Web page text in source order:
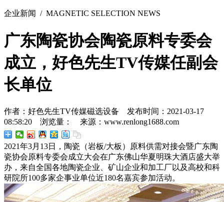
企业新闻 / MAGNETIC SELECTION NEWS
广东陶瓷协会陶瓷原料专委会
成立，好色先生TV传媒任副会
长单位
作者：好色先生TV传媒磁选设备 发布时间：2021-03-17
08:58:20 浏览量：
来源：www.renlong1688.com
2021年3月13日，陶瓷（岩板/大板）原料供需对接会暨广东陶
瓷协会原料专委会成立大会在广东佛山华夏明珠大酒店盛大举
办，来自全国各地陶瓷企业、矿山企业和加工厂以及高校和科
研院所100多家企事业单位近180名嘉宾参加活动。